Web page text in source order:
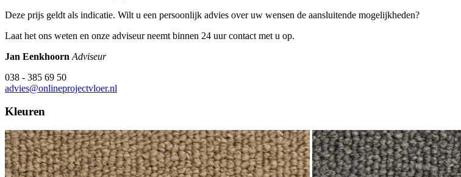
Deze prijs geldt als indicatie. Wilt u een persoonlijk advies over uw wensen de aansluitende mogelijkheden?
Laat het ons weten en onze adviseur neemt binnen 24 uur contact met u op.
Jan Eenkhoorn Adviseur
038 - 385 69 50
advies@onlineprojectvloer.nl
Kleuren